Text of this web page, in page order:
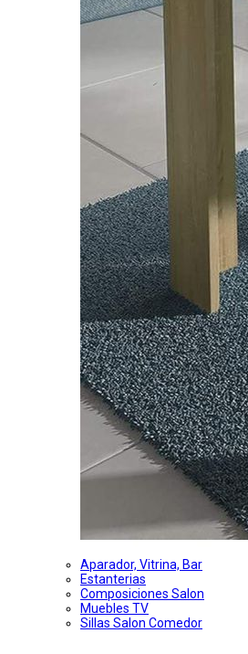
Aparador, Vitrina, Bar
Estanterias
Composiciones Salon
Muebles TV
Sillas Salon Comedor